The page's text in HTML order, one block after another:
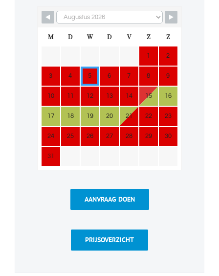
M D W D V Z Z
1 2
3 4 5 6 7 8 9
10 11 12 13 14 15 16
17 18 19 20 21 22 23
24 25 26 27 28 29 30
31
AANVRAAG DOEN
PRIJSOVERZICHT